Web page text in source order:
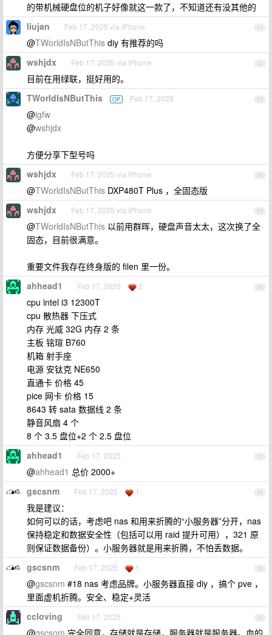
的带机械硬盘位的机子好像就这一款了，不知道还有没其他的
11
liujan Feb 17, 2025 via iPhone
@TWorldIsNButThis diy 有推荐的吗
12
wshjdx Feb 17, 2025 via iPhone
目前在用绿联，挺好用的。
13
TWorldIsNButThis OP Feb 17, 2025
@igfw
@wshjdx
方便分享下型号吗
14
wshjdx Feb 17, 2025 via iPhone
@TWorldIsNButThis DXP480T Plus ，全固态版
15
wshjdx Feb 17, 2025 via iPhone
@TWorldIsNButThis 以前用群晖，硬盘声音太太，这次换了全
固态，目前很满意。
重要文件我存在终身版的 filen 里一份。
16
ahhead1 Feb 17, 2025 2
cpu intel i3 12300T
cpu 散热器 下压式
内存 光威 32G 内存 2 条
主板 铭瑄 B760
机箱 射手座
电源 安钛克 NE650
直通卡 价格 45
pice 网卡 价格 15
8643 转 sata 数据线 2 条
静音风扇 4 个
8 个 3.5 盘位+2 个 2.5 盘位
17
ahhead1 Feb 17, 2025
@ahhead1 总价 2000+
18
gscsnm Feb 17, 2025 1
我是建议：
如何可以的话，考虑吧 nas 和用来折腾的“小服务器”分开，nas
保持稳定和数据安全性（包括可以用 raid 提升可用），321 原
则保证数据备份）。小服务器就是用来折腾，不怕丢数据。
19
gscsnm Feb 17, 2025 1
@gscsnm #18 nas 考虑品牌。小服务器直接 diy ，搞个 pve ，
里面虚机折腾。安全、稳定+灵活
20
ccloving Feb 17, 2025
@gscsnm 完全同意，存储就是存储，服务器就是服务器。血的